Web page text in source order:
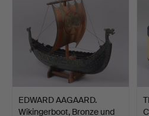
EDWARD AAGAARD.
Wikingerboot, Bronze und